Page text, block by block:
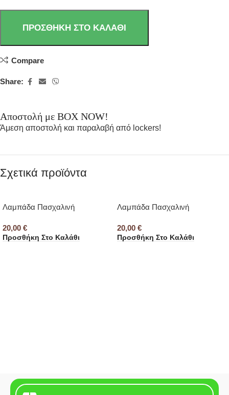
ΠΡΟΣΘΉΚΗ ΣΤΟ ΚΑΛΆΘΙ
Compare
Share:
Αποστολή με BOX NOW!
Άμεση αποστολή και παραλαβή από lockers!
Σχετικά προϊόντα
Λαμπάδα Πασχαλινή
20,00 €
Προσθήκη Στο Καλάθι
Λαμπάδα Πασχαλινή
20,00 €
Προσθήκη Στο Καλάθι